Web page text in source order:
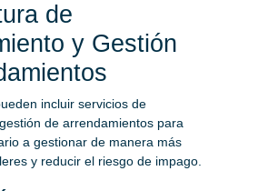
de
y Gestión
incluir servicios de
de arrendamientos para
a gestionar de manera más
y reducir el riesgo de impago.